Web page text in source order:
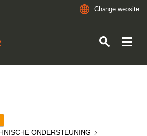
Change website
ONDERSTEUNING